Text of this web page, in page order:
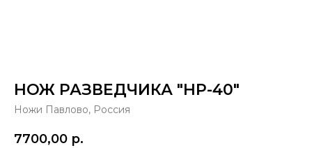
НОЖ РАЗВЕДЧИКА "НР-40"
Ножи Павлово, Россия
7700,00 р.